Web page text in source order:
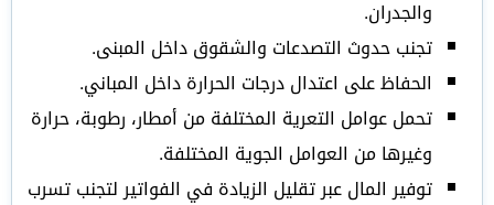
والجدران.
تجنب حدوث التصدعات والشقوق داخل المبنى.
الحفاظ على اعتدال درجات الحرارة داخل المباني.
تحمل عوامل التعرية المختلفة من أمطار، رطوبة، حرارة
وغيرها من العوامل الجوية المختلفة.
توفير المال عبر تقليل الزيادة في الفواتير لتجنب تسرب